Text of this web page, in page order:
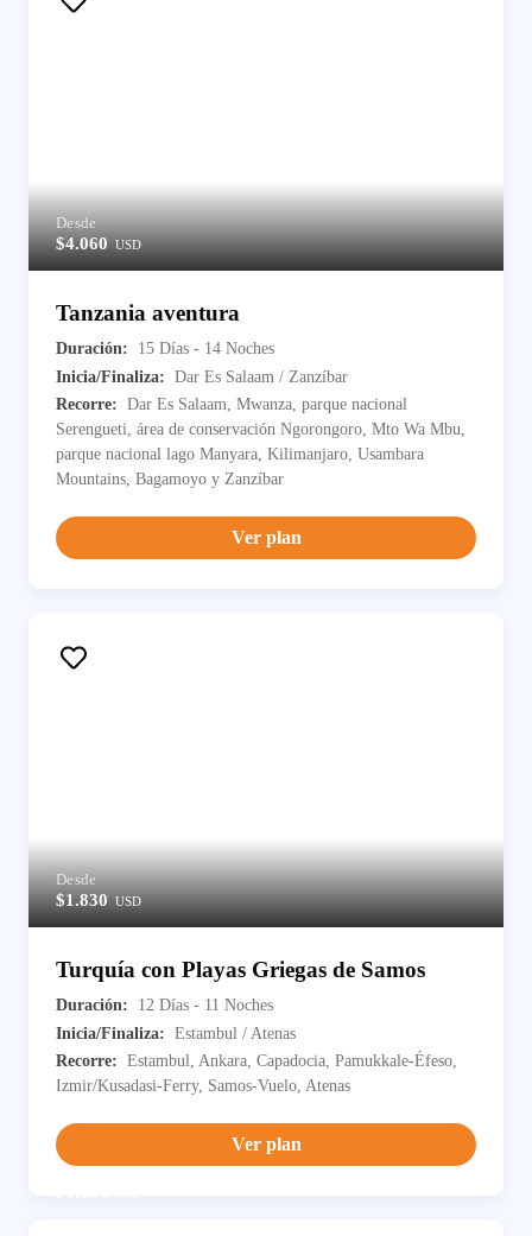
Desde
$4.060USD
Tanzania aventura
Duración:
15 Días - 14 Noches
Inicia/Finaliza: Dar Es Salaam / Zanzíbar
Recorre: Dar Es Salaam, Mwanza, parque nacional
Serengueti, área de conservación Ngorongoro, Mto Wa Mbu,
parque nacional lago Manyara, Kilimanjaro, Usambara
Mountains, Bagamoyo y Zanzíbar
Ver plan
Desde
$1.830USD
Turquía con Playas Griegas de Samos
Duración:
12 Días - 11 Noches
Inicia/Finaliza: Estambul / Atenas
Recorre: Estambul, Ankara, Capadocia, Pamukkale-Éfeso,
Izmir/Kusadasi-Ferry, Samos-Vuelo, Atenas
Ver plan
Desde